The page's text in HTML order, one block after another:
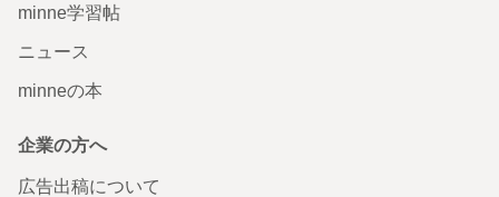
minne学習帖
ニュース
minneの本
企業の方へ
広告出稿について